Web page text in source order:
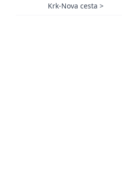
Krk-Nova cesta >